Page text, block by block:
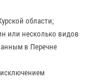
области;
или несколько видов
в Перечне